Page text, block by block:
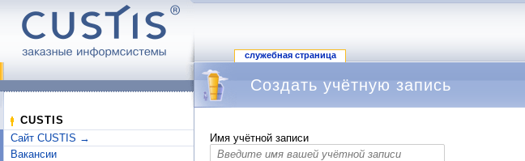
служебная страница
CUSTIS
Сайт CUSTIS →
Вакансии
Создать учётную запись
Имя учётной записи